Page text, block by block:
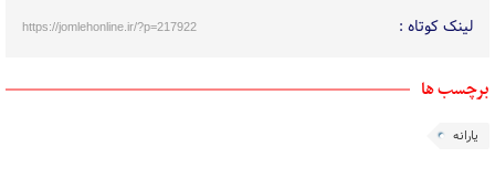
لینک کوتاه : https://jomlehonline.ir/?p=217922
برچسب ها
یارانه